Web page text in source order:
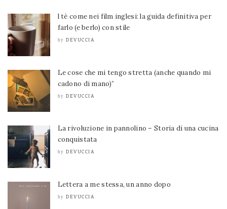
l tè come nei film inglesi: la guida definitiva per
farlo (e berlo) con stile
by DEVUCCIA
Le cose che mi tengo stretta (anche quando mi
cadono di mano)”
by DEVUCCIA
La rivoluzione in pannolino – Storia di una cucina
conquistata
by DEVUCCIA
Lettera a me stessa, un anno dopo
by DEVUCCIA